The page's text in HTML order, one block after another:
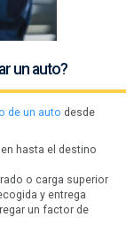
un auto?
de un auto desde
hasta el destino
o carga superior
y entrega
un factor de